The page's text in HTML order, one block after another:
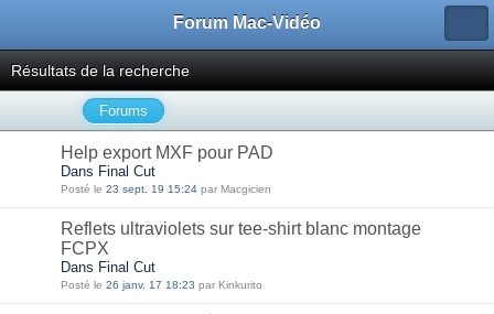
Forum Mac-Vidéo
Résultats de la recherche
Forums
Help export MXF pour PAD
Dans Final Cut
Posté le 23 sept. 19 15:24 par Macgicien
Reflets ultraviolets sur tee-shirt blanc montage
FCPX
Dans Final Cut
Posté le 26 janv. 17 18:23 par Kinkurito